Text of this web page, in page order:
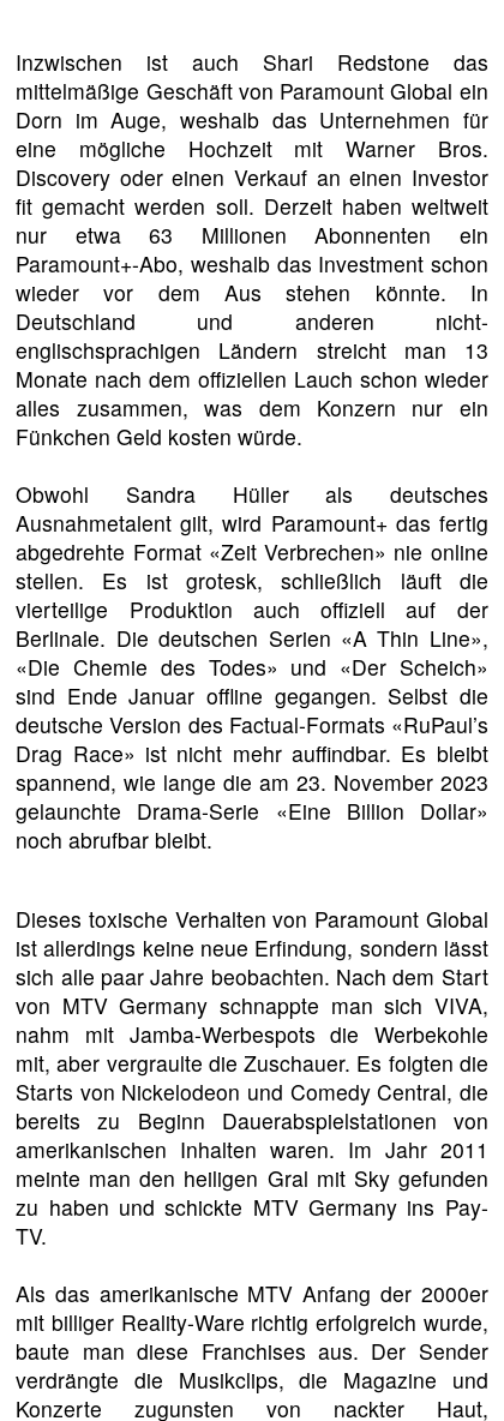
Inzwischen ist auch Shari Redstone das
mittelmäßige Geschäft von Paramount Global ein
Dorn im Auge, weshalb das Unternehmen für
eine mögliche Hochzeit mit Warner Bros.
Discovery oder einen Verkauf an einen Investor
fit gemacht werden soll. Derzeit haben weltweit
nur etwa 63 Millionen Abonnenten ein
Paramount+-Abo, weshalb das Investment schon
wieder vor dem Aus stehen könnte. In
Deutschland und anderen nicht-
englischsprachigen Ländern streicht man 13
Monate nach dem offiziellen Lauch schon wieder
alles zusammen, was dem Konzern nur ein
Fünkchen Geld kosten würde.
Obwohl Sandra Hüller als deutsches
Ausnahmetalent gilt, wird Paramount+ das fertig
abgedrehte Format «Zeit Verbrechen» nie online
stellen. Es ist grotesk, schließlich läuft die
vierteilige Produktion auch offiziell auf der
Berlinale. Die deutschen Serien «A Thin Line»,
«Die Chemie des Todes» und «Der Scheich»
sind Ende Januar offline gegangen. Selbst die
deutsche Version des Factual-Formats «RuPaul’s
Drag Race» ist nicht mehr auffindbar. Es bleibt
spannend, wie lange die am 23. November 2023
gelaunchte Drama-Serie «Eine Billion Dollar»
noch abrufbar bleibt.
Dieses toxische Verhalten von Paramount Global
ist allerdings keine neue Erfindung, sondern lässt
sich alle paar Jahre beobachten. Nach dem Start
von MTV Germany schnappte man sich VIVA,
nahm mit Jamba-Werbespots die Werbekohle
mit, aber vergraulte die Zuschauer. Es folgten die
Starts von Nickelodeon und Comedy Central, die
bereits zu Beginn Dauerabspielstationen von
amerikanischen Inhalten waren. Im Jahr 2011
meinte man den heiligen Gral mit Sky gefunden
zu haben und schickte MTV Germany ins Pay-
TV.
Als das amerikanische MTV Anfang der 2000er
mit billiger Reality-Ware richtig erfolgreich wurde,
baute man diese Franchises aus. Der Sender
verdrängte die Musikclips, die Magazine und
Konzerte zugunsten von nackter Haut,